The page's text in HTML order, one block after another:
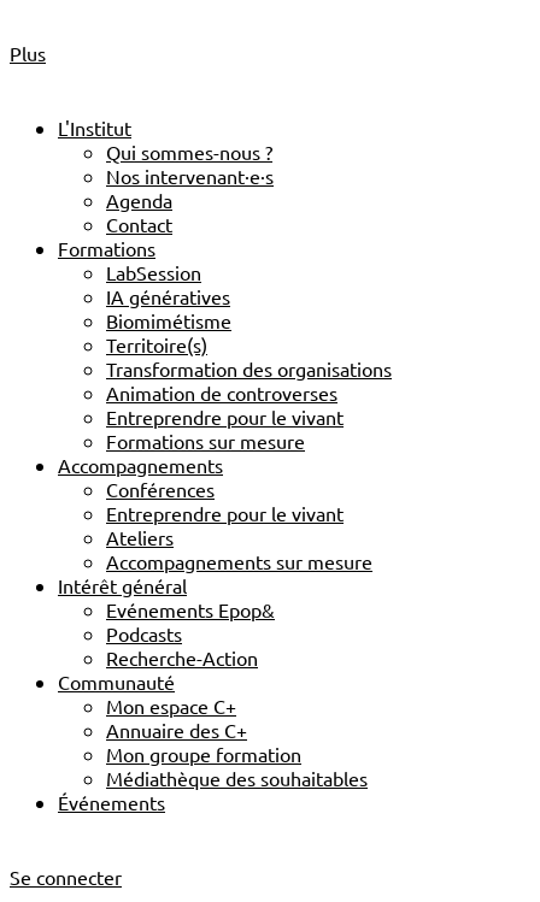
Plus
L'Institut
Qui sommes-nous ?
Nos intervenant·e·s
Agenda
Contact
Formations
LabSession
IA génératives
Biomimétisme
Territoire(s)
Transformation des organisations
Animation de controverses
Entreprendre pour le vivant
Formations sur mesure
Accompagnements
Conférences
Entreprendre pour le vivant
Ateliers
Accompagnements sur mesure
Intérêt général
Evénements Epop&
Podcasts
Recherche-Action
Communauté
Mon espace C+
Annuaire des C+
Mon groupe formation
Médiathèque des souhaitables
Événements
Se connecter